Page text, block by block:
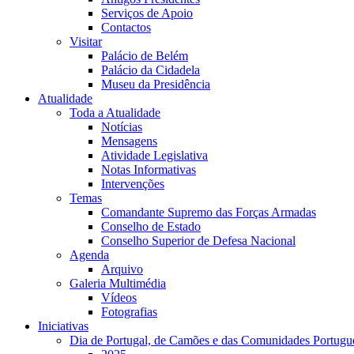
Serviços de Apoio
Contactos
Visitar
Palácio de Belém
Palácio da Cidadela
Museu da Presidência
Atualidade
Toda a Atualidade
Notícias
Mensagens
Atividade Legislativa
Notas Informativas
Intervenções
Temas
Comandante Supremo das Forças Armadas
Conselho de Estado
Conselho Superior de Defesa Nacional
Agenda
Arquivo
Galeria Multimédia
Vídeos
Fotografias
Iniciativas
Dia de Portugal, de Camões e das Comunidades